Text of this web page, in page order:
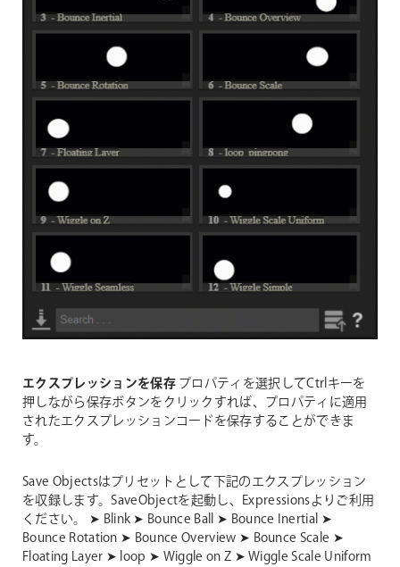
エクスプレッションを保存プロパティを選択してCtrlキーを
押しながら保存ボタンをクリックすれば、プロパティに適用
されたエクスプレッションコードを保存することができま
す。
Save Objectsはプリセットとして下記のエクスプレッション
を収録します。SaveObjectを起動し、Expressionsよりご利用
ください。
➤ Blink ➤ Bounce Ball ➤ Bounce Inertial ➤
Bounce Rotation ➤ Bounce Overview ➤ Bounce Scale ➤
Floating Layer ➤ loop ➤ Wiggle on Z ➤ Wiggle Scale Uniform